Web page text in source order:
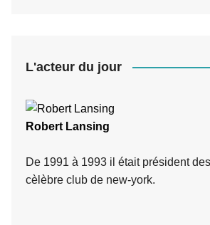
L'acteur du jour
Robert Lansing
De 1991 à 1993 il était président
cèlèbre club de new-york.